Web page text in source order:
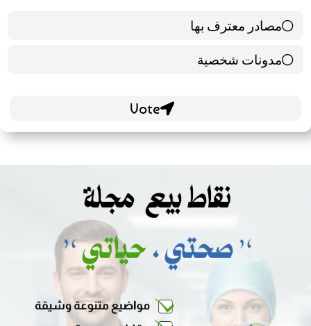
مصادر معترف بها
39 ( 65 % )
مدونات شخصية
21 ( 35 % )